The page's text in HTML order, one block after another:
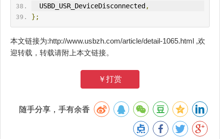
  USBD_USR_DeviceDisconnected
,
};
本文链接为:http://www.usbzh.com/article/detail-1065.html ,欢
迎转载，转载请附上本文链接。
￥打赏
随手分享，手有余香